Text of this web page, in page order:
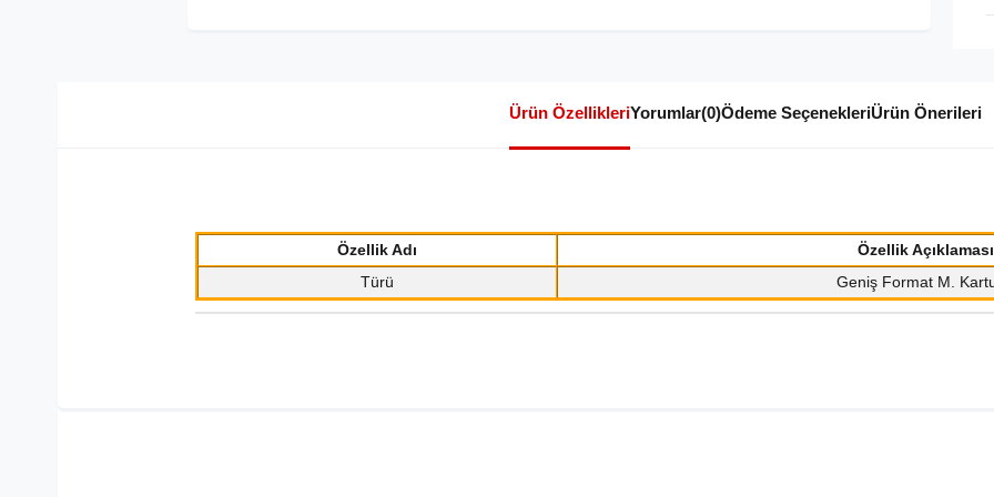
Ürün ÖzellikleriYorumlar(0)Ödeme SeçenekleriÜrün Önerileri
Özellik Adı
Özellik Açıklaması
Türü
Geniş Format M.